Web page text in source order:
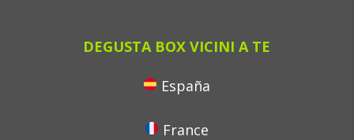
DEGUSTA BOX VICINI A TE
España
France